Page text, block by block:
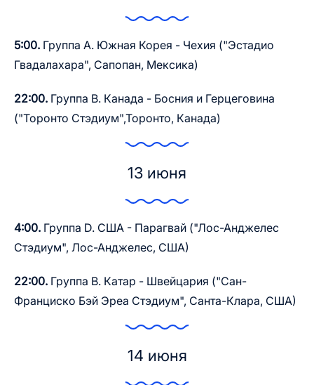
5:00. Группа А. Южная Корея - Чехия ("Эстадио
Гвадалахара", Сапопан, Мексика)
22:00. Группа В. Канада - Босния и Герцеговина
("Торонто Стэдиум",Торонто, Канада)
13 июня
4:00. Группа D. США - Парагвай ("Лос-Анджелес
Стэдиум", Лос-Анджелес, США)
22:00. Группа В. Катар - Швейцария ("Сан-
Франциско Бэй Эреа Стэдиум", Санта-Клара, США)
14 июня